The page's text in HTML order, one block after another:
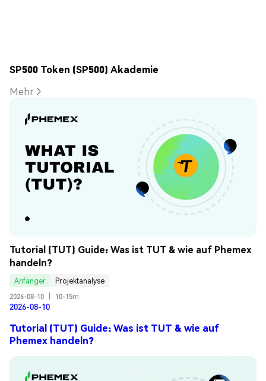
SP500 Token (SP500) Akademie
Mehr
Tutorial (TUT) Guide: Was ist TUT & wie auf Phemex
handeln?
Anfänger
Projektanalyse
2026-08-10
10-15m
2026-08-10
Tutorial (TUT) Guide: Was ist TUT & wie auf
Phemex handeln?